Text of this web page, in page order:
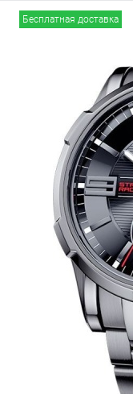
Бесплатная доставка